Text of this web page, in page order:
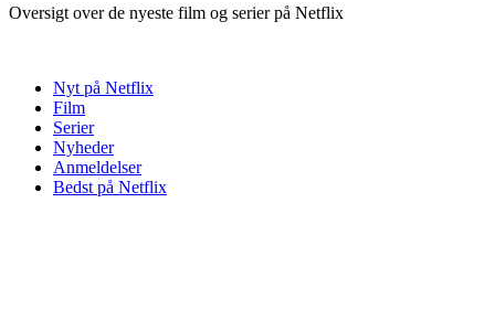
Oversigt over de nyeste film og serier på Netflix
Nyt på Netflix
Film
Serier
Nyheder
Anmeldelser
Bedst på Netflix